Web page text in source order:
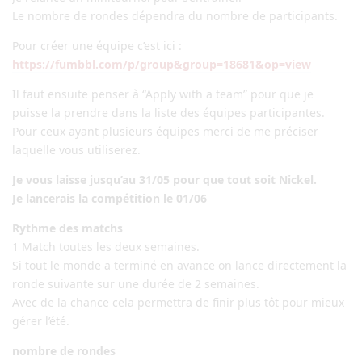
Le nombre de rondes dépendra du nombre de participants.
Pour créer une équipe c’est ici :
https://fumbbl.com/p/group&group=18681&op=view
Il faut ensuite penser à “Apply with a team” pour que je
puisse la prendre dans la liste des équipes participantes.
Pour ceux ayant plusieurs équipes merci de me préciser
laquelle vous utiliserez.
Je vous laisse jusqu’au 31/05 pour que tout soit Nickel.
Je lancerais la compétition le 01/06
Rythme des matchs
1 Match toutes les deux semaines.
Si tout le monde a terminé en avance on lance directement la
ronde suivante sur une durée de 2 semaines.
Avec de la chance cela permettra de finir plus tôt pour mieux
gérer l’été.
nombre de rondes